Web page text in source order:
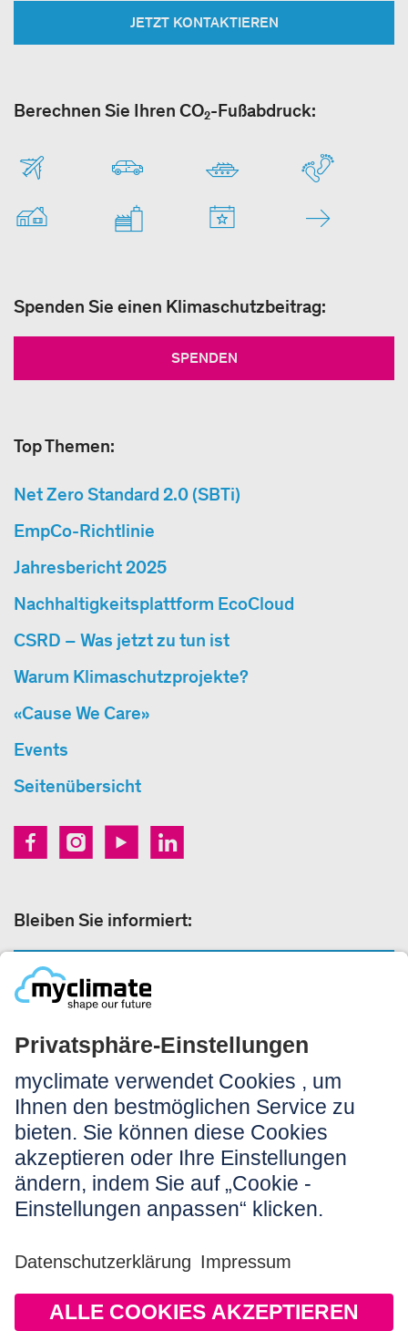
JETZT KONTAKTIEREN
Berechnen Sie Ihren CO₂-Fußabdruck:
Spenden Sie einen Klimaschutzbeitrag:
SPENDEN
Top Themen:
Net Zero Standard 2.0 (SBTi)
EmpCo-Richtlinie
Jahresbericht 2025
Nachhaltigkeitsplattform EcoCloud
CSRD – Was jetzt zu tun ist
Warum Klimaschutzprojekte?
«Cause We Care»
Events
Seitenübersicht
Bleiben Sie informiert:
Rechtliches:
Impressum
Nutzungshinweis
AGB
Datenschutz
Barrierefreiheit